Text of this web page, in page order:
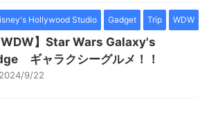
Hollywood Studio Gadget Trip WDW
WDW】Star Wars Galaxy's
ギャラクシーグルメ！！
2024/9/22